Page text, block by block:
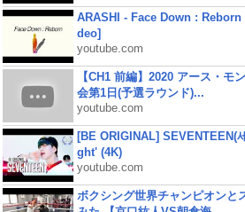
ARASHI - Face Down :
deo]
youtube.com
【CH1 前編】2020 アース・モ
会第1日(予選ラウンド)...
youtube.com
[BE ORIGINAL] SEVENTEEN(
ght' (4K)
youtube.com
ボクシング世界チャンピオンと